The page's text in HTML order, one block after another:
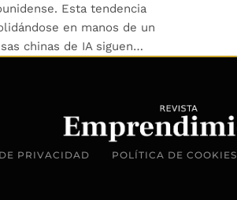
Esta tendencia
en manos de un
chinas de IA siguen…
PRIVACIDAD POLÍTICA DE COOKIES